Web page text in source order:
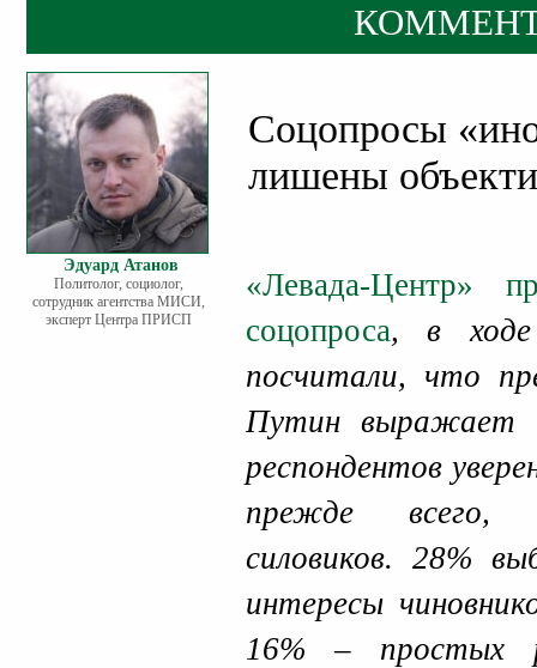
Эдуард Атанов
Политолог, социолог,
сотрудник агентства МИСИ,
эксперт Центра ПРИСП
Соцопросы
лишены
«Левада-Центр»
соцопроса, в ходе
посчитали, что
Путин выражает
респондентов
прежде всего,
силовиков. 28%
интересы
16% – простых